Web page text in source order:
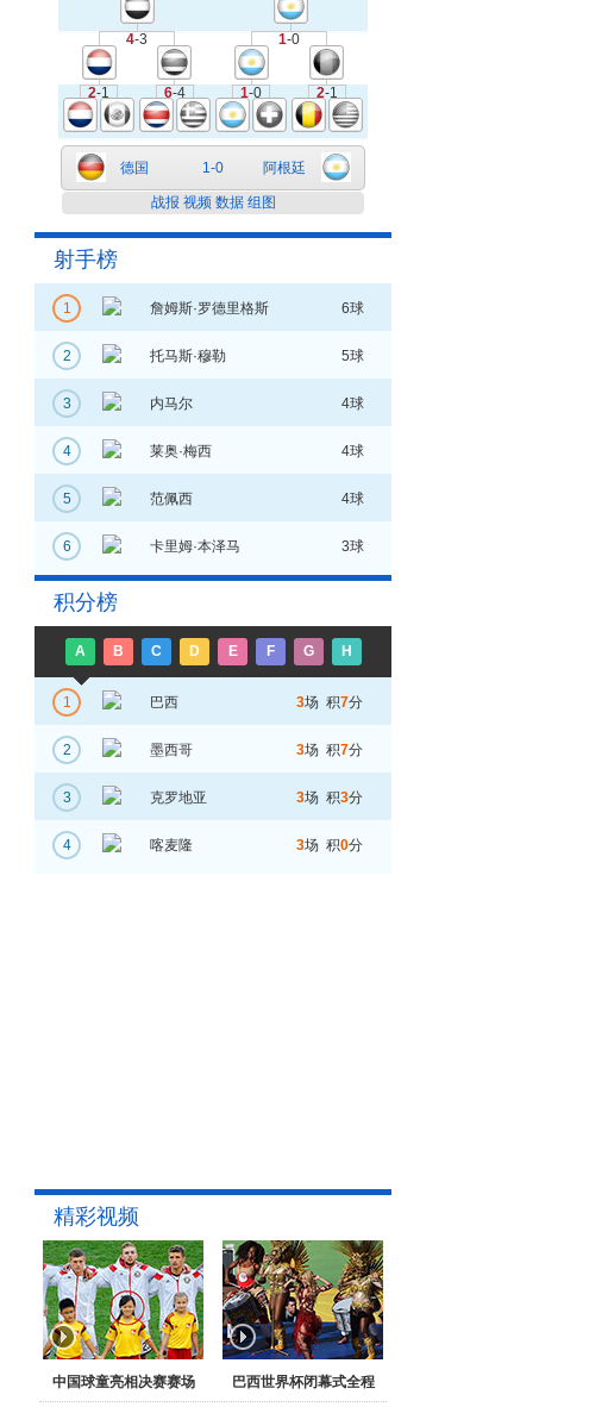
4-3 1-0
2-1 6-4 1-0 2-1
德国 1-0 阿根廷
战报 视频 数据 组图
射手榜
1 詹姆斯·罗德里格斯 6球
2 托马斯·穆勒 5球
3 内马尔 4球
4 莱奥·梅西 4球
5 范佩西 4球
6 卡里姆·本泽马 3球
积分榜
A B C D E F G H
1 巴西 3场 积7分
2 墨西哥 3场 积7分
3 克罗地亚 3场 积3分
4 喀麦隆 3场 积0分
精彩视频
中国球童亮相决赛赛场 巴西世界杯闭幕式全程